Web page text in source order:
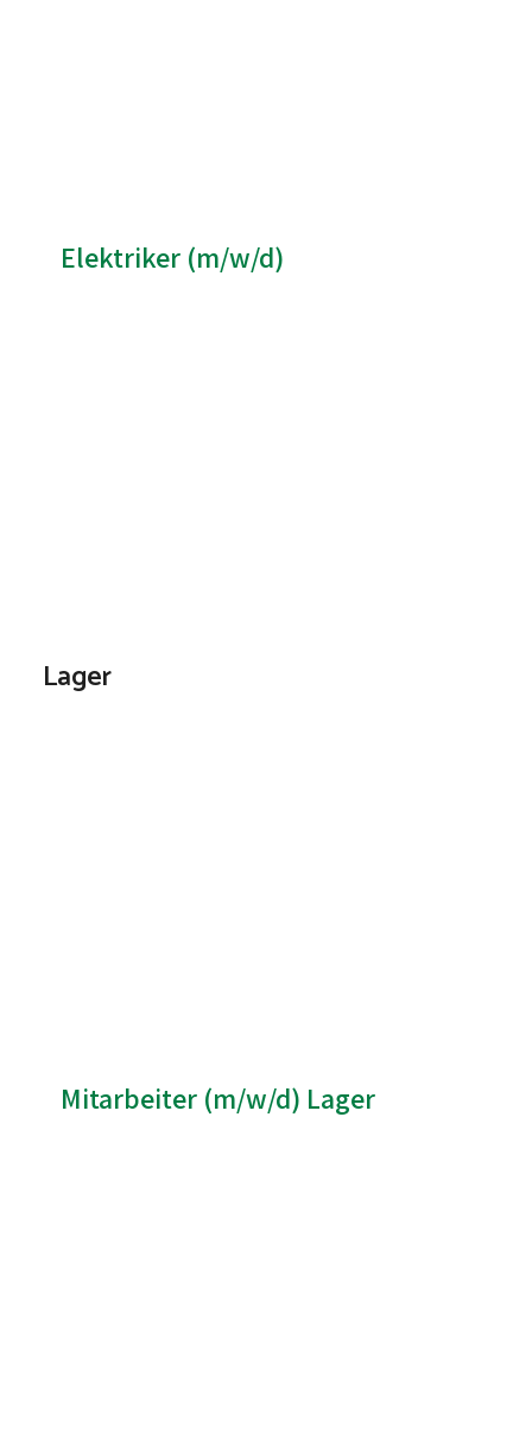
Elektriker (m/w/d)
Lager
Mitarbeiter (m/w/d) Lager